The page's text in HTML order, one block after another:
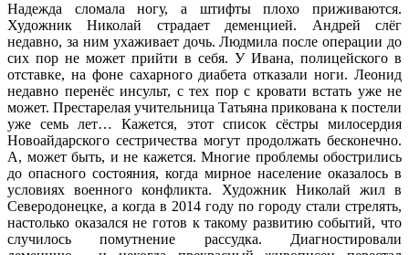
Надежда сломала ногу, а штифты плохо приживаются.
Художник Николай страдает деменцией. Андрей слёг
недавно, за ним ухаживает дочь. Людмила после операции до
сих пор не может прийти в себя. У Ивана, полицейского в
отставке, на фоне сахарного диабета отказали ноги. Леонид
недавно перенёс инсульт, с тех пор с кровати встать уже не
может. Престарелая учительница Татьяна прикована к постели
уже семь лет… Кажется, этот список сёстры милосердия
Новоайдарского сестричества могут продолжать бесконечно.
А, может быть, и не кажется. Многие проблемы обострились
до опасного состояния, когда мирное население оказалось в
условиях военного конфликта. Художник Николай жил в
Северодонецке, а когда в 2014 году по городу стали стрелять,
настолько оказался не готов к такому развитию событий, что
случилось помутнение рассудка. Диагностировали